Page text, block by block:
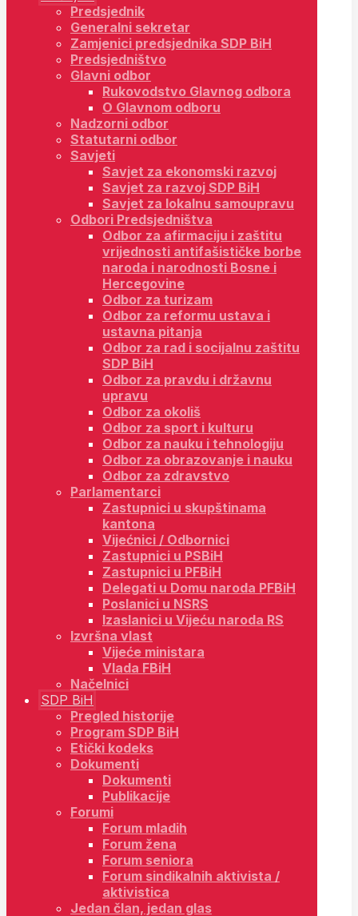
Predsjednik
Generalni sekretar
Zamjenici predsjednika SDP BiH
Predsjedništvo
Glavni odbor
Rukovodstvo Glavnog odbora
O Glavnom odboru
Nadzorni odbor
Statutarni odbor
Savjeti
Savjet za ekonomski razvoj
Savjet za razvoj SDP BiH
Savjet za lokalnu samoupravu
Odbori Predsjedništva
Odbor za afirmaciju i zaštitu
vrijednosti antifašističke borbe
naroda i narodnosti Bosne i
Hercegovine
Odbor za turizam
Odbor za reformu ustava i
ustavna pitanja
Odbor za rad i socijalnu zaštitu
SDP BiH
Odbor za pravdu i državnu
upravu
Odbor za okoliš
Odbor za sport i kulturu
Odbor za nauku i tehnologiju
Odbor za obrazovanje i nauku
Odbor za zdravstvo
Parlamentarci
Zastupnici u skupštinama
kantona
Vijećnici / Odbornici
Zastupnici u PSBiH
Zastupnici u PFBiH
Delegati u Domu naroda PFBiH
Poslanici u NSRS
Izaslanici u Vijeću naroda RS
Izvršna vlast
Vijeće ministara
Vlada FBiH
Načelnici
SDP BiH
Pregled historije
Program SDP BiH
Etički kodeks
Dokumenti
Dokumenti
Publikacije
Forumi
Forum mladih
Forum žena
Forum seniora
Forum sindikalnih aktivista /
aktivistica
Jedan član, jedan glas